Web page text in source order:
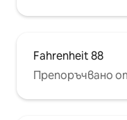
Fahrenheit 88
Препоръчвано